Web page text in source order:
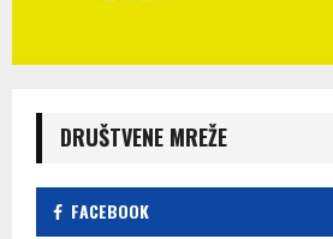
DRUŠTVENE MREŽE
FACEBOOK